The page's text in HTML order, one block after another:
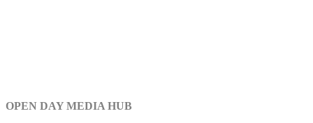
OPEN DAY MEDIA HUB